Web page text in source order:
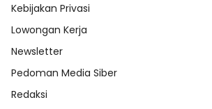
Kebijakan Privasi
Lowongan Kerja
Newsletter
Pedoman Media Siber
Redaksi